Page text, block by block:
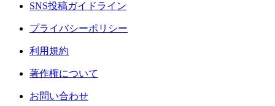
SNS投稿ガイドライン
プライバシーポリシー
利用規約
著作権について
お問い合わせ